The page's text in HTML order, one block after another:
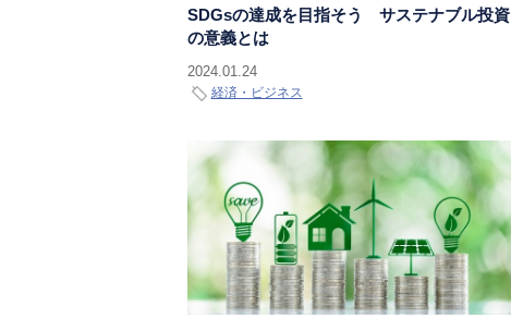
SDGsの達成を目指そう サステナブル投資
の意義とは
2024.01.24
経済・ビジネス